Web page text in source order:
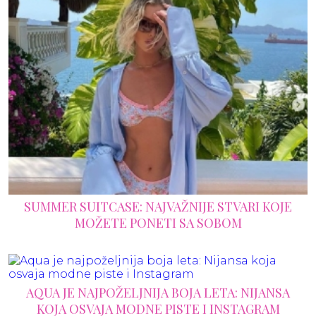
SUMMER SUITCASE: NAJVAŽNIJE STVARI KOJE
MOŽETE PONETI SA SOBOM
AQUA JE NAJPOŽELJNIJA BOJA LETA: NIJANSA
KOJA OSVAJA MODNE PISTE I INSTAGRAM